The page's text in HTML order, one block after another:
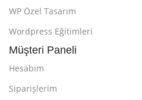
WP Özel Tasarım
Wordpress Eğitimleri
Müşteri Paneli
Hesabım
Siparişlerim